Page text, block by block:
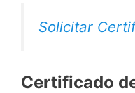
Solicitar
Certificado